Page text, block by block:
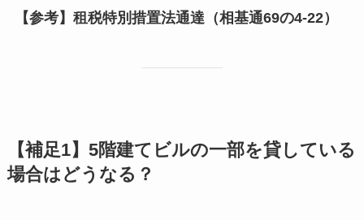
【参考】租税特別措置法通達（相基通69の4-22）
【補足1】5階建てビルの一部を貸している
場合はどうなる？